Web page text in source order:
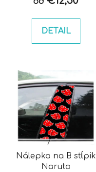
DETAIL
Nálepka na B stĺpik
Naruto